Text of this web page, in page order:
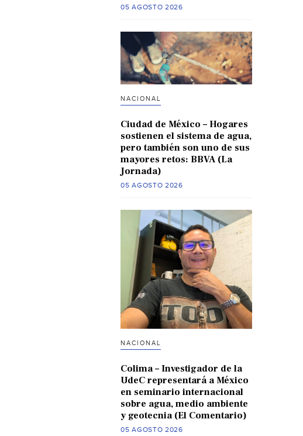
05 AGOSTO 2026
NACIONAL
Ciudad de México – Hogares
sostienen el sistema de agua,
pero también son uno de sus
mayores retos: BBVA (La
Jornada)
05 AGOSTO 2026
NACIONAL
Colima – Investigador de la
UdeC representará a México
en seminario internacional
sobre agua, medio ambiente
y geotecnia (El Comentario)
05 AGOSTO 2026